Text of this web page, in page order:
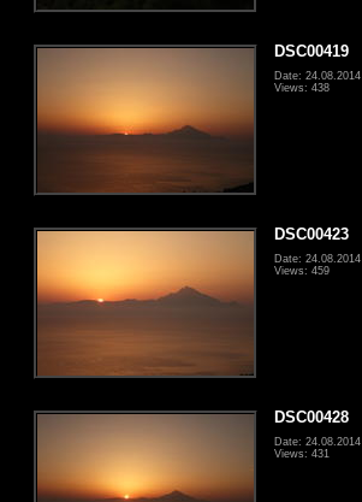
DSC00419
Date: 24.08.2014
Views: 438
DSC00423
Date: 24.08.2014
Views: 459
DSC00428
Date: 24.08.2014
Views: 431